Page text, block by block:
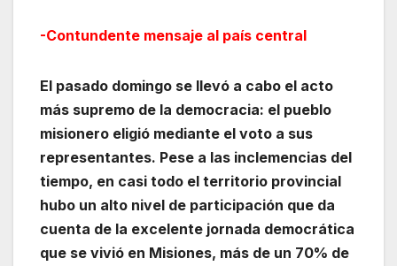
-Contundente mensaje al país central
El pasado domingo se llevó a cabo el acto
más supremo de la democracia: el pueblo
misionero eligió mediante el voto a sus
representantes. Pese a las inclemencias del
tiempo, en casi todo el territorio provincial
hubo un alto nivel de participación que da
cuenta de la excelente jornada democrática
que se vivió en Misiones, más de un 70% de